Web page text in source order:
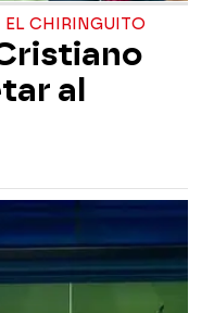
EL CHIRINGUITO
al